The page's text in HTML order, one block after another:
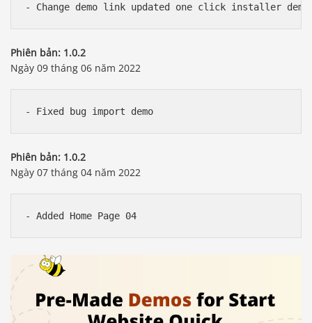
Phiên bản: 1.0.2
Ngày 09 tháng 06 năm 2022
Phiên bản: 1.0.2
Ngày 07 tháng 04 năm 2022